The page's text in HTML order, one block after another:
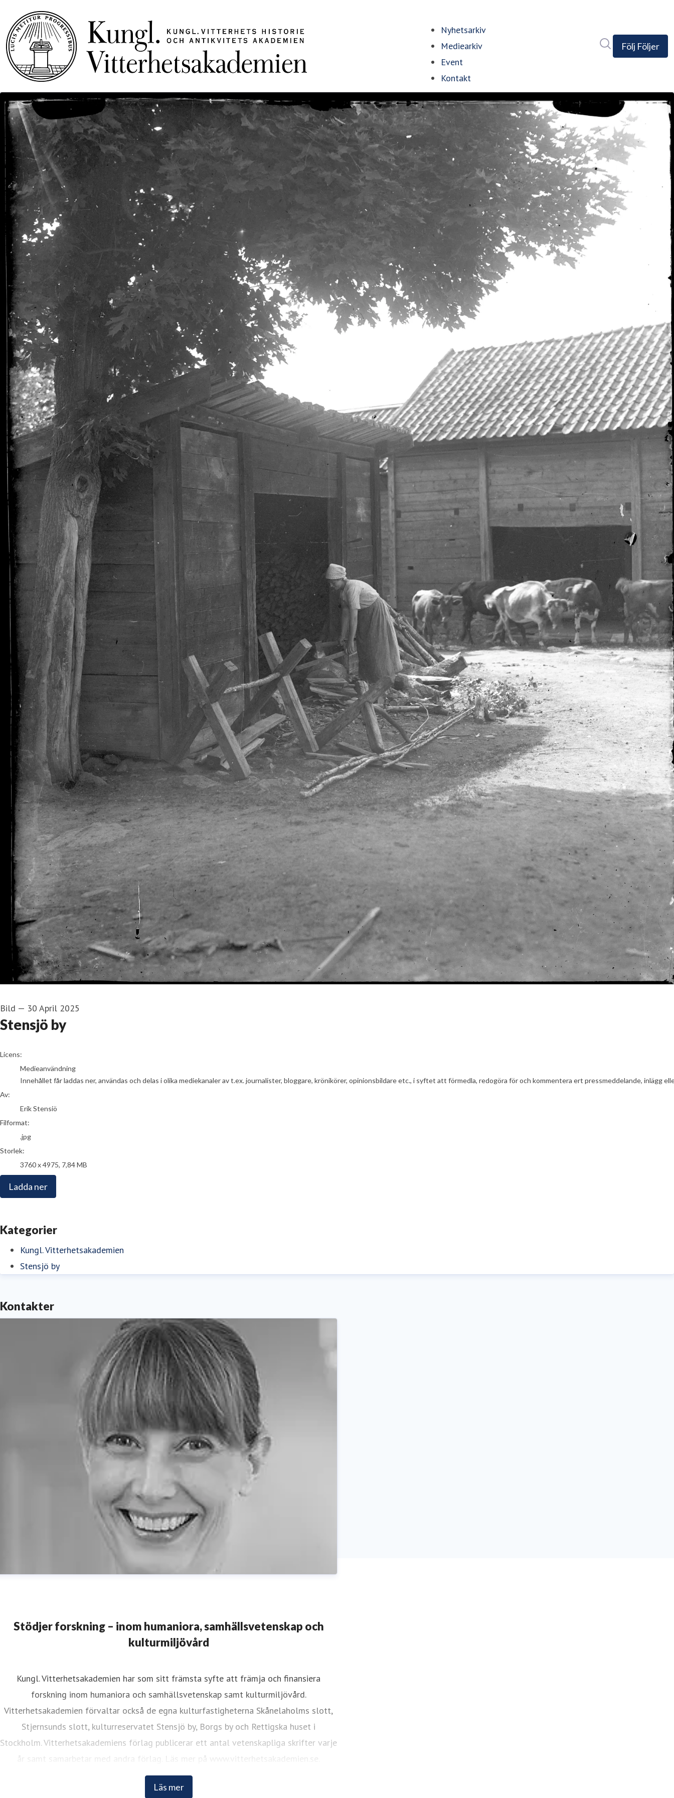
Nyhetsarkiv
Mediearkiv
Event
Kontakt
Följ Följer
Bild — 30 April 2025
Stensjö by
Erik Stensiö
Licens:
Medieanvändning
Innehållet får laddas ner, användas och delas i olika mediekanaler av t.ex. journalister, bloggare, krönikörer, opinionsbildare etc., i syftet att förmedla, redogöra för och kommentera ert pressmeddelande,
Av:
Erik Stensiö
Filformat:
.jpg
Storlek:
3760 x 4975, 7,84 MB
Ladda ner
Kategorier
Kungl. Vitterhetsakademien
Stensjö by
Kontakter
Informationsansvarig kristina.lund@vitterhetsakademien.se 08-440 42 86
Stödjer forskning – inom humaniora, samhällsvetenskap och
kulturmiljövård
Läs mer
Kungl. Vitterhetsakademien har som sitt främsta syfte att främja och finansiera
forskning inom humaniora och samhällsvetenskap samt kulturmiljövård.
Vitterhetsakademien förvaltar också de egna kulturfastigheterna Skånelaholms slott,
Stjernsunds slott, kulturreservatet Stensjö by, Borgs by och Rettigska huset i
Stockholm. Vitterhetsakademiens förlag publicerar ett antal vetenskapliga skrifter varje
år samt samarbetar med andra förlag. Läs mer på www.vitterhetsakademien.se.